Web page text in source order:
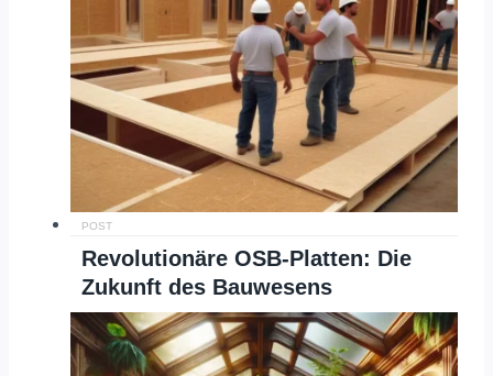
POST
Revolutionäre OSB-Platten: Die
Zukunft des Bauwesens